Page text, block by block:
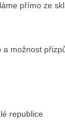
přímo ze
a možnost
republice